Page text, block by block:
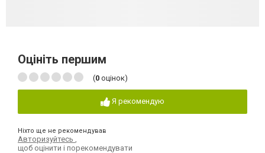
Оцініть першим
(0 оцінок)
Я рекомендую
Ніхто ще не рекомендував
Авторизуйтесь
щоб оцінити і порекомендувати